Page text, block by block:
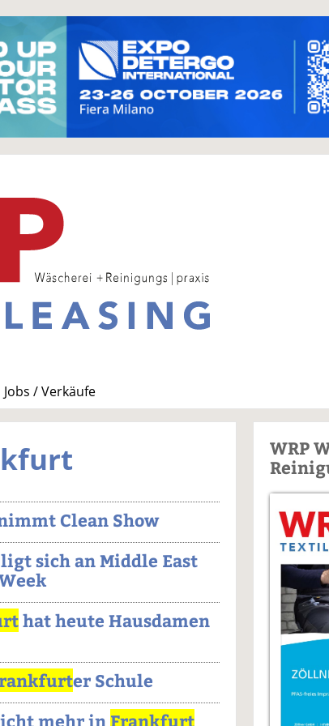
Jobs / Verkäufe
Clean Show
sich an Middle East
hat heute Hausdamen
er Schule
mehr in Frankfurt
WRP